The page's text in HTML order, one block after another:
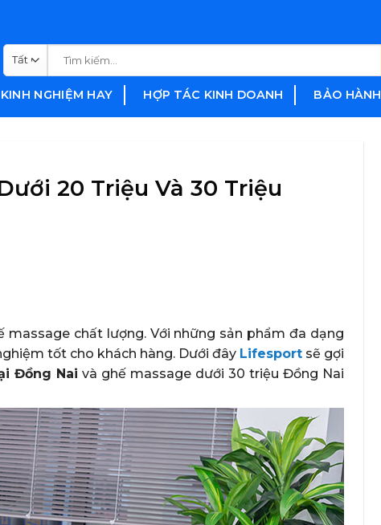
kiếm:
KINH NGHIỆM HAY HỢP TÁC KINH DOANH BẢO HÀNH
20 Triệu Và 30 Triệu
chất lượng. Với những sản phẩm đa dạng
tốt cho khách hàng. Dưới đây Lifesport sẽ gợi
Đồng Nai và ghế massage dưới 30 triệu Đồng Nai